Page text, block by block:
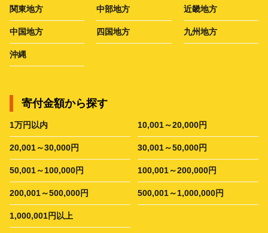
関東地方 中部地方 近畿地方
中国地方 四国地方 九州地方
沖縄
寄付金額から探す
1万円以内 10,001～20,000円
20,001～30,000円 30,001～50,000円
50,001～100,000円 100,001～200,000円
200,001～500,000円 500,001～1,000,000円
1,000,001円以上